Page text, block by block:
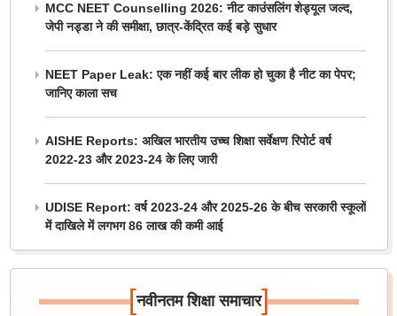
MCC NEET Counselling 2026: नीट काउंसलिंग शेड्यूल जल्द,
जेपी नड्डा ने की समीक्षा, छात्र-केंद्रित कई बड़े सुधार
NEET Paper Leak: एक नहीं कई बार लीक हो चुका है नीट का पेपर;
जानिए काला सच
AISHE Reports: अखिल भारतीय उच्च शिक्षा सर्वेक्षण रिपोर्ट वर्ष
2022-23 और 2023-24 के लिए जारी
UDISE Report: वर्ष 2023-24 और 2025-26 के बीच सरकारी स्कूलों
में दाखिले में लगभग 86 लाख की कमी आई
[नवीनतम शिक्षा समाचार]